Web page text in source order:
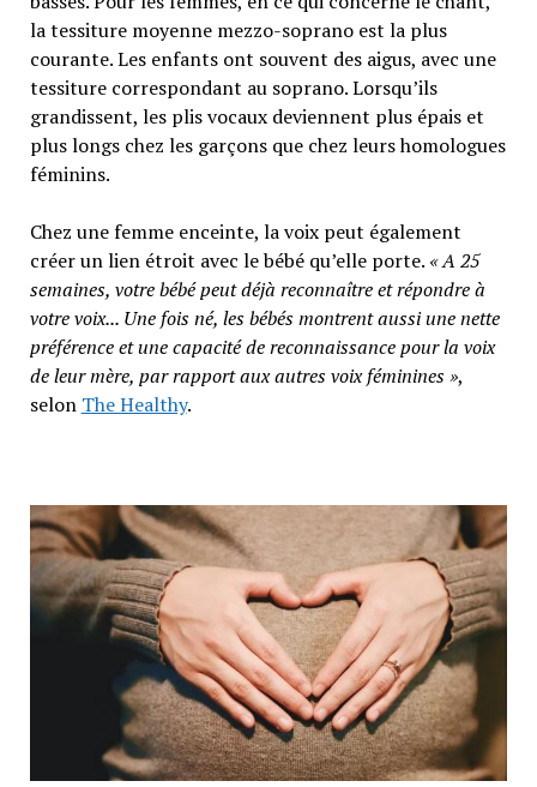
la tessiture moyenne mezzo-soprano est la plus
courante. Les enfants ont souvent des aigus, avec une
tessiture correspondant au soprano. Lorsqu’ils
grandissent, les plis vocaux deviennent plus épais et
plus longs chez les garçons que chez leurs homologues
féminins.
Chez une femme enceinte, la voix peut également
créer un lien étroit avec le bébé qu’elle porte. « A 25
semaines, votre bébé peut déjà reconnaître et répondre à
votre voix... Une fois né, les bébés montrent aussi une nette
préférence et une capacité de reconnaissance pour la voix
de leur mère, par rapport aux autres voix féminines »,
selon The Healthy.